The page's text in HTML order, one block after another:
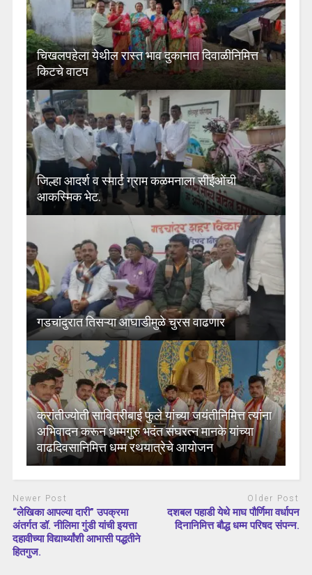
चिखलपहेला येथील रास्त भाव दुकानात दिवाळीनिमित्त
किटचे वाटप
जिल्हा आदर्श व स्मार्ट ग्राम कळमनाला सीईओंची
आकस्मिक भेट.
गडचांदुरात तिसऱ्या आघाडीमुळे चुरस वाढणार
क्रांतीज्योती सावित्रीबाई फुले यांच्या जयंतीनिमित्त त्यांना
अभिवादन करून धम्मगुरु भदंत संघरत्न मानके यांच्या
वाढदिवसानिमित्त धम्म रथयात्रेचे आयोजन
Newer Post
“लेखिका आपल्या दारी” उपक्रमा
अंतर्गत डॉ. नीलिमा गुंडी यांची इयत्ता
दहावीच्या विद्यार्थ्यांशी आभासी पद्धतीने
हितगुज.
Older Post
दशबल पहाडी येथे माघ पौर्णिमा वर्धापन
दिनानिमित्त बौद्ध धम्म परिषद संपन्न.